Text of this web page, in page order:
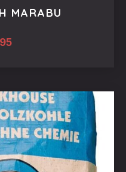
MARABU